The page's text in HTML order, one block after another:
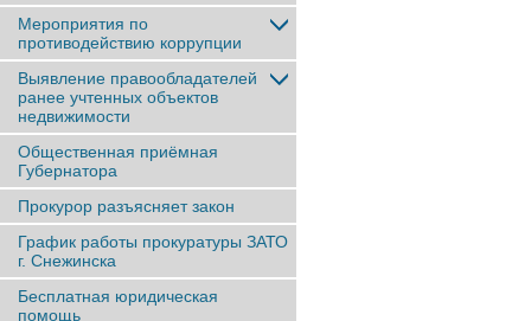
Мероприятия по
противодействию коррупции
Выявление правообладателей
ранее учтенныx объектов
недвижимости
Общественная приёмная
Губернатора
Прокурор разъясняет закон
График работы прокуратуры ЗАТО
г. Снежинска
Бесплатная юридическая
помощь